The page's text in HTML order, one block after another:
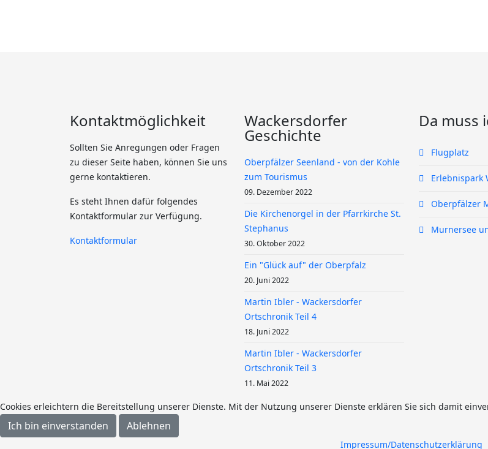
Kontaktmöglichkeit
Sollten Sie Anregungen oder Fragen
zu dieser Seite haben, können Sie uns
gerne kontaktieren.
Es steht Ihnen dafür folgendes
Kontaktformular zur Verfügung.
Kontaktformular
Wackersdorfer
Geschichte
Oberpfälzer Seenland - von der Kohle
zum Tourismus
09. Dezember 2022
Die Kirchenorgel in der Pfarrkirche St.
Stephanus
30. Oktober 2022
Ein "Glück auf" der Oberpfalz
20. Juni 2022
Martin Ibler - Wackersdorfer
Ortschronik Teil 4
18. Juni 2022
Martin Ibler - Wackersdorfer
Ortschronik Teil 3
11. Mai 2022
Da muss
Flugplatz
Erlebnispark
Oberpfälzer
Murnersee
Cookies erleichtern die Bereitstellung unserer Dienste. Mit der Nutzung unserer Dienste erklären Sie sich damit
Ich bin einverstanden Ablehnen
Impressum/Datenschutzerklärung